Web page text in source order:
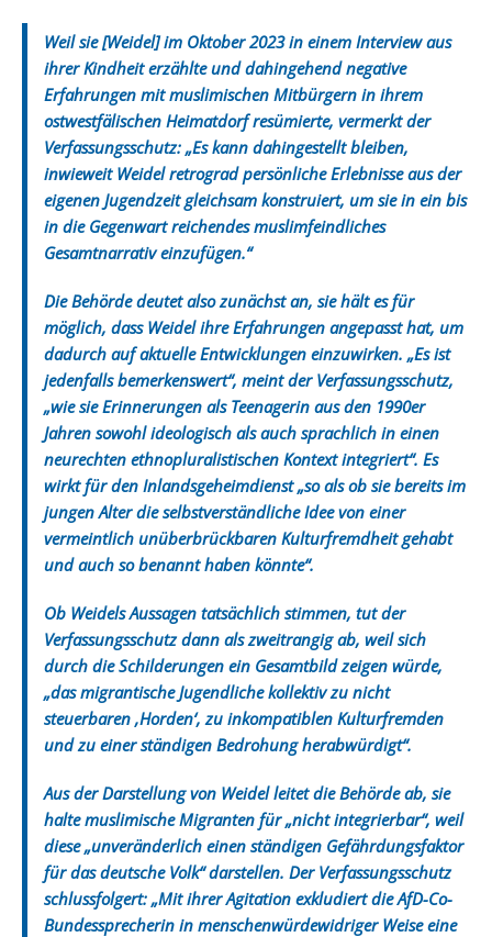
Weil sie [Weidel] im Oktober 2023 in einem Interview aus
ihrer Kindheit erzählte und dahingehend negative
Erfahrungen mit muslimischen Mitbürgern in ihrem
ostwestfälischen Heimatdorf resümierte, vermerkt der
Verfassungsschutz: „Es kann dahingestellt bleiben,
inwieweit Weidel retrograd persönliche Erlebnisse aus der
eigenen Jugendzeit gleichsam konstruiert, um sie in ein bis
in die Gegenwart reichendes muslimfeindliches
Gesamtnarrativ einzufügen.“
Die Behörde deutet also zunächst an, sie hält es für
möglich, dass Weidel ihre Erfahrungen angepasst hat, um
dadurch auf aktuelle Entwicklungen einzuwirken. „Es ist
jedenfalls bemerkenswert“, meint der Verfassungsschutz,
„wie sie Erinnerungen als Teenagerin aus den 1990er
Jahren sowohl ideologisch als auch sprachlich in einen
neurechten ethnopluralistischen Kontext integriert“. Es
wirkt für den Inlandsgeheimdienst „so als ob sie bereits im
jungen Alter die selbstverständliche Idee von einer
vermeintlich unüberbrückbaren Kulturfremdheit gehabt
und auch so benannt haben könnte“.
Ob Weidels Aussagen tatsächlich stimmen, tut der
Verfassungsschutz dann als zweitrangig ab, weil sich
durch die Schilderungen ein Gesamtbild zeigen würde,
„das migrantische Jugendliche kollektiv zu nicht
steuerbaren ‚Horden‘, zu inkompatiblen Kulturfremden
und zu einer ständigen Bedrohung herabwürdigt“.
Aus der Darstellung von Weidel leitet die Behörde ab, sie
halte muslimische Migranten für „nicht integrierbar“, weil
diese „unveränderlich einen ständigen Gefährdungsfaktor
für das deutsche Volk“ darstellen. Der Verfassungsschutz
schlussfolgert: „Mit ihrer Agitation exkludiert die AfD-Co-
Bundessprecherin in menschenwürdewidriger Weise eine